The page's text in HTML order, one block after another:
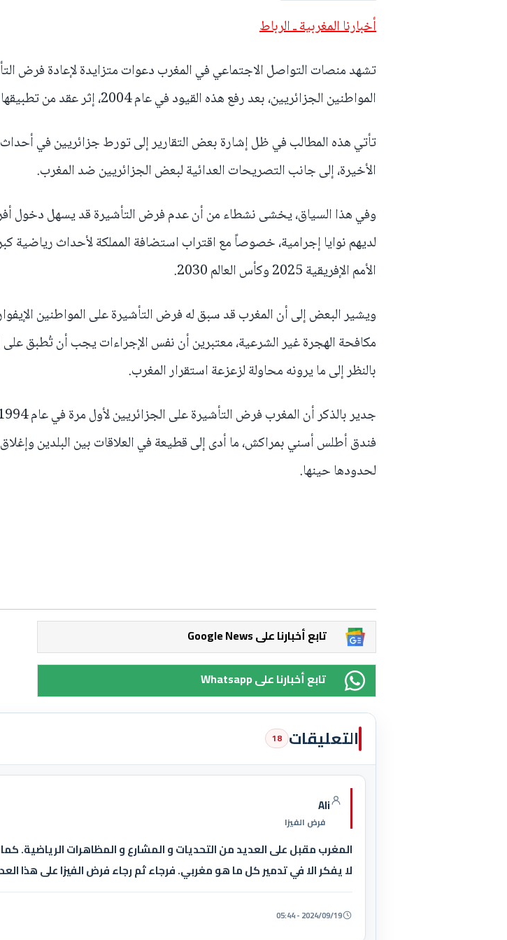
أخبارنا المغربية ـ الرباط
تشهد منصات التواصل الاجتماعي في المغرب دعوات متزايدة لإعادة فرض
المواطنين الجزائريين، بعد رفع هذه القيود في عام 2004، إثر عقد من تطبيقها.
تأتي هذه المطالب في ظل إشارة بعض التقارير إلى تورط جزائريين في
الأخيرة، إلى جانب التصريحات العدائية لبعض الجزائريين ضد المغرب.
وفي هذا السياق، يخشى نشطاء من أن عدم فرض التأشيرة قد يسهل دخول
لديهم نوايا إجرامية، خصوصاً مع اقتراب استضافة المملكة لأحداث رياضية
الأمم الإفريقية 2025 وكأس العالم 2030.
ويشير البعض إلى أن المغرب قد سبق له فرض التأشيرة على المواطنين
مكافحة الهجرة غير الشرعية، معتبرين أن نفس الإجراءات يجب أن تُطبق على
بالنظر إلى ما يرونه محاولة لزعزعة استقرار المغرب.
فندق أطلس أسني بمراكش، ما أدى إلى قطيعة في العلاقات بين البلدين وإغلاق
لحدودها حينها.
Google News تابع أخبارنا على
Whatsapp تابع أخبارنا على
التعليقات 18
Ali
فرض الفيزا
المغرب مقبل على العديد من التحديات و المشارع و المظاهرات
لا يفكر الا في تدمير كل ما هو مغربي. فرجاء ثم رجاء فرض الفيزا على هذا
2024/09/19 - 05:44